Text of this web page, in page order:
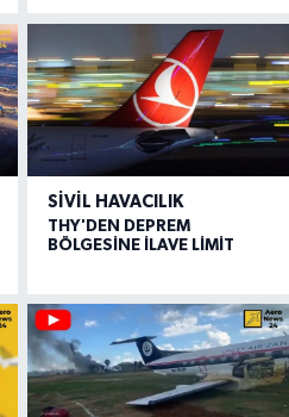
SIVIL HAVACILIK
THY'DEN DEPREM
BÖLGESİNE İLAVE LİMİT